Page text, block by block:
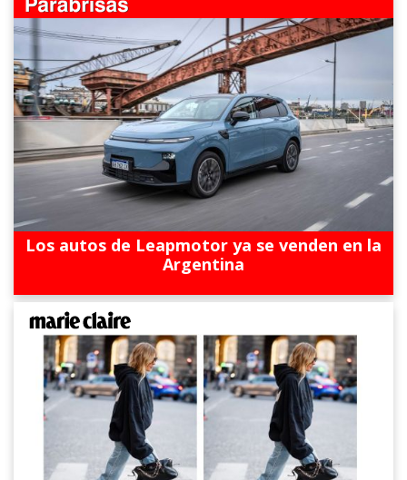
Los autos de Leapmotor ya se venden en la
Argentina